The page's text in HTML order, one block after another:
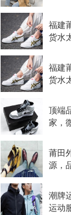
福建
货水
福建
货水
顶端
家，
莆田
源，
潮牌
运动